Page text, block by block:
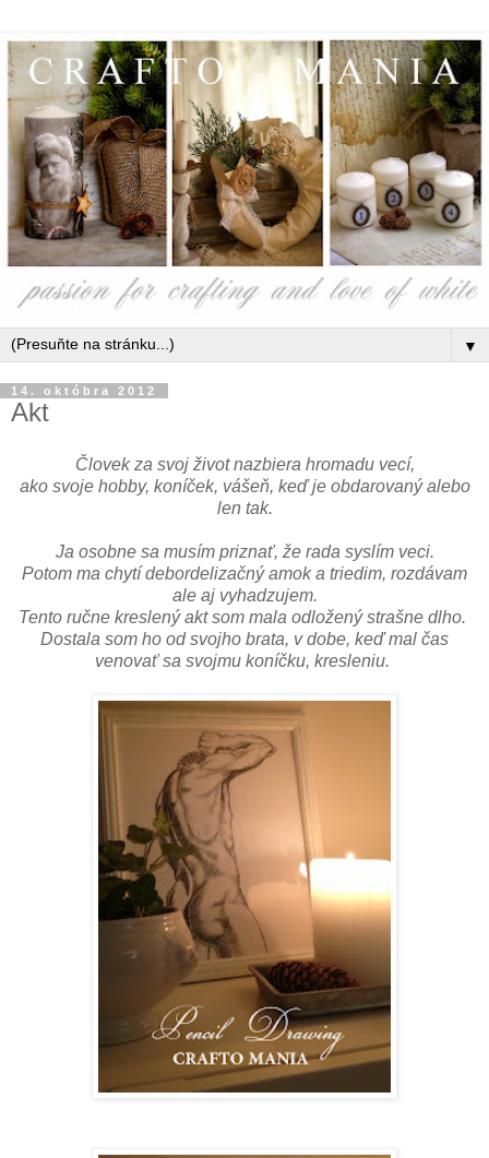
▼
14. októbra 2012
Akt
Človek za svoj život nazbiera hromadu vecí,
ako svoje hobby, koníček, vášeň, keď je obdarovaný alebo
len tak.
Ja osobne sa musím priznať, že rada syslím veci.
Potom ma chytí debordelizačný amok a triedim, rozdávam
ale aj vyhadzujem.
Tento ručne kreslený akt som mala odložený strašne dlho.
Dostala som ho od svojho brata, v dobe, keď mal čas
venovať sa svojmu koníčku, kresleniu.